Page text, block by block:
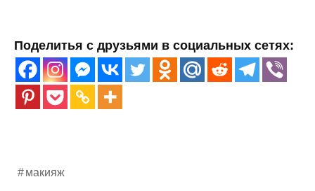
Поделитья с друзьями в социальных сетях:
макияж